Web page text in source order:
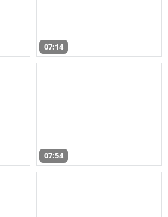
07:14
07:54